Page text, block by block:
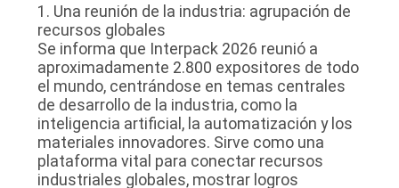
1. Una reunión de la industria: agrupación de
recursos globales
Se informa que Interpack 2026 reunió a
aproximadamente 2.800 expositores de todo
el mundo, centrándose en temas centrales
de desarrollo de la industria, como la
inteligencia artificial, la automatización y los
materiales innovadores. Sirve como una
plataforma vital para conectar recursos
industriales globales, mostrar logros